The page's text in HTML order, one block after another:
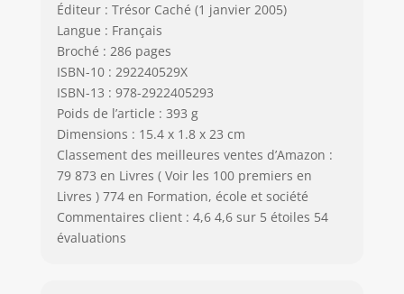
Éditeur : Trésor Caché (1 janvier 2005)
Langue : Français
Broché : 286 pages
ISBN-10 : 292240529X
ISBN-13 : 978-2922405293
Poids de l’article : 393 g
Dimensions : 15.4 x 1.8 x 23 cm
Classement des meilleures ventes d’Amazon :
79 873 en Livres ( Voir les 100 premiers en
Livres ) 774 en Formation, école et société
Commentaires client : 4,6 4,6 sur 5 étoiles 54
évaluations